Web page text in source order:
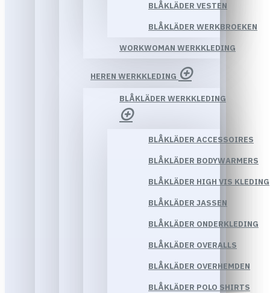
BLÅKLÄDER VESTEN
BLÅKLÄDER WERKBROEKEN
WORKWOMAN WERKKLEDING
HEREN WERKKLEDING
BLÅKLÄDER WERKKLEDING
BLÅKLÄDER ACCESSOIRES
BLÅKLÄDER BODYWARMERS
BLÅKLÄDER HIGH VIS KLEDING
BLÅKLÄDER JASSEN
BLÅKLÄDER ONDERKLEDING
BLÅKLÄDER OVERALLS
BLÅKLÄDER OVERHEMDEN
BLÅKLÄDER POLO SHIRTS